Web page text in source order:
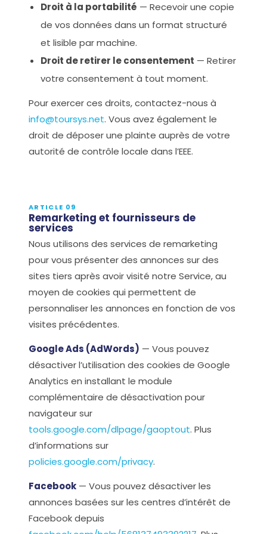
Droit à la portabilité — Recevoir une copie
de vos données dans un format structuré
et lisible par machine.
Droit de retirer le consentement — Retirer
votre consentement à tout moment.
Pour exercer ces droits, contactez-nous à
info@toursys.net. Vous avez également le
droit de déposer une plainte auprès de votre
autorité de contrôle locale dans l’EEE.
ARTICLE 09
Remarketing et fournisseurs de
services
Nous utilisons des services de remarketing
pour vous présenter des annonces sur des
sites tiers après avoir visité notre Service, au
moyen de cookies qui permettent de
personnaliser les annonces en fonction de vos
visites précédentes.
Google Ads (AdWords) — Vous pouvez
désactiver l’utilisation des cookies de Google
Analytics en installant le module
complémentaire de désactivation pour
navigateur sur
tools.google.com/dlpage/gaoptout. Plus
d’informations sur
policies.google.com/privacy.
Facebook — Vous pouvez désactiver les
annonces basées sur les centres d’intérêt de
Facebook depuis